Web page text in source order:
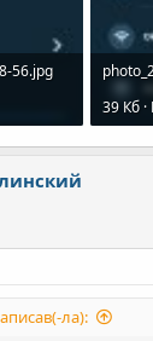
56.jpg
39 Кб
ла):